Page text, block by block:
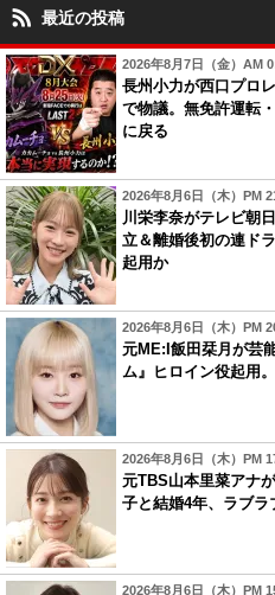
最近の投稿
2026年8月7日（金）AM
長州小力が西口プロ
で物議。無免許運転
に戻る
2026年8月6日（木）PM
川栄李奈がテレビ朝
立＆離婚後初の連ド
起用か
2026年8月6日（木）PM
元ME:I飯田栞月が芸
ム』ヒロイン役起用
2026年8月6日（木）PM
元TBS山本里菜アナ
子と結婚4年、ラブ
2026年8月6日（木）PM